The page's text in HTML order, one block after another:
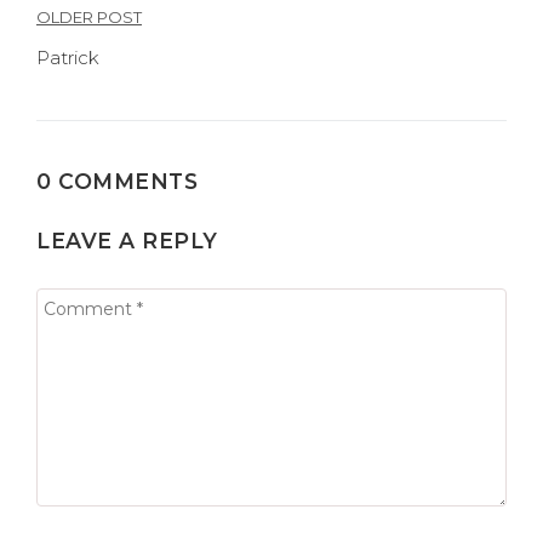
Berichtnavigatie
OLDER POST
Patrick
0 COMMENTS
LEAVE A REPLY